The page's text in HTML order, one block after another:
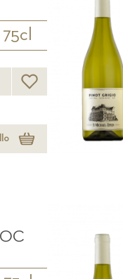
75cl
Lista desideri